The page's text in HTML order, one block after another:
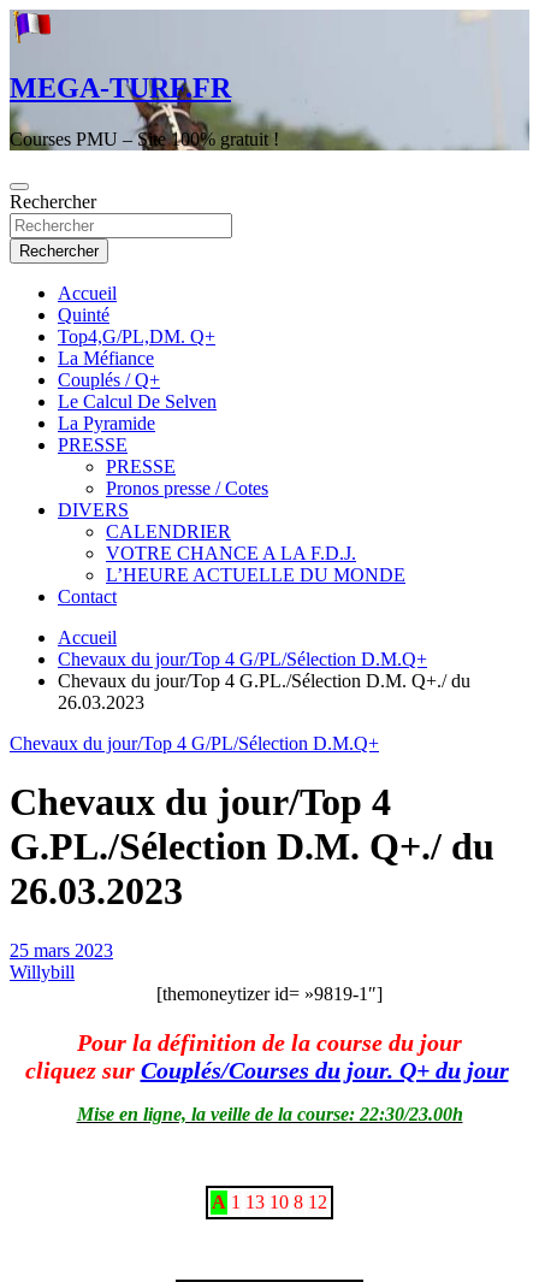
Aller
au
MEGA-TURF.FR
Courses PMU – Site 100% gratuit !
Rechercher
Rechercher
Accueil
Quinté
Top4,G/PL,DM. Q+
La Méfiance
Couplés / Q+
Le Calcul De Selven
La Pyramide
PRESSE
PRESSE
Pronos presse / Cotes
DIVERS
CALENDRIER
VOTRE CHANCE A LA F.D.J.
L’HEURE ACTUELLE DU MONDE
Contact
Accueil
Chevaux du jour/Top 4 G/PL/Sélection D.M.Q+
Chevaux du jour/Top 4 G.PL./Sélection D.M. Q+./ du
26.03.2023
Chevaux du jour/Top 4 G/PL/Sélection D.M.Q+
Chevaux du jour/Top 4
G.PL./Sélection D.M. Q+./ du
26.03.2023
25 mars 2023
Willybill
[themoneytizer id= »9819-1″]
Pour la définition de la course du jour
cliquez sur Couplés/Courses du jour. Q+ du jour
Mise en ligne, la veille de la course: 22:30/23.00h
A 1 13 10 8 12